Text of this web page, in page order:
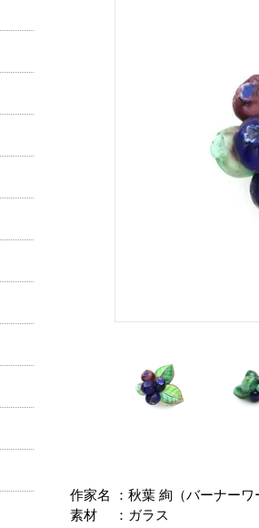
作家名 ：秋葉 絢（バーナーワ
素材 ：ガラス